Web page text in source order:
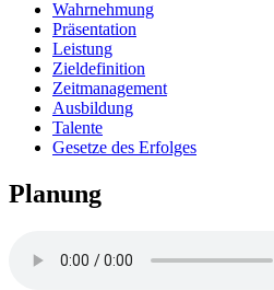
Wahrnehmung
Präsentation
Leistung
Zieldefinition
Zeitmanagement
Ausbildung
Talente
Gesetze des Erfolges
Planung